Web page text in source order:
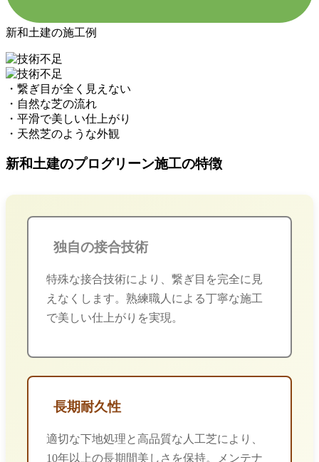
新和土建の施工例
・繋ぎ目が全く見えない
・自然な芝の流れ
・平滑で美しい仕上がり
・天然芝のような外観
新和土建のプログリーン施工の特徴
独自の接合技術
特殊な接合技術により、繋ぎ目を完全に見
えなくします。熟練職人による丁寧な施工
で美しい仕上がりを実現。
長期耐久性
適切な下地処理と高品質な人工芝により、
10年以上の長期間美しさを保持。メンテナ